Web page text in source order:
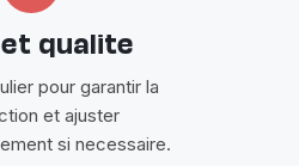
et qualite
pour garantir la
et ajuster
si necessaire.